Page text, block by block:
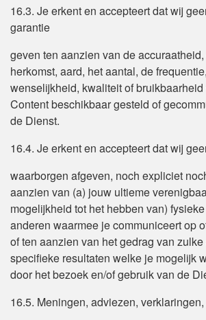
16.3. Je erkent en accepteert dat wij
garantie
geven ten aanzien van de
herkomst, aard, het aantal, de
wenselijkheid, kwaliteit of
Content beschikbaar gesteld of
de Dienst.
16.4. Je erkent en accepteert dat wij
waarborgen afgeven, noch expliciet
aanzien van (a) jouw ultieme
mogelijkheid tot het hebben van)
anderen waarmee je communiceert op
of ten aanzien van het gedrag van
specifieke resultaten welke je mogelijk
door het bezoek en/of gebruik van de
16.5. Meningen, adviezen,